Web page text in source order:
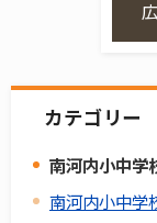
カテゴリー
南河内小中学
南河内小中学